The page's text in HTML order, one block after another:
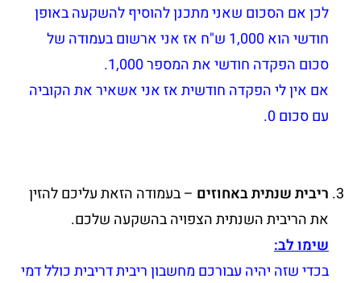
לכן אם הסכום שאני מתכנן להוסיף להשקעה באופן
חודשי הוא 1,000 ש"ח אז אני ארשום בעמודה של
סכום הפקדה חודשי את המספר 1,000.
אם אין לי הפקדה חודשית אז אני אשאיר את הקוביה
עם סכום 0.
ריבית שנתית באחוזים – בעמודה הזאת עליכם להזין
את הריבית השנתית הצפויה בהשקעה שלכם.
שימו לב:
בכדי שזה יהיה עבורכם מחשבון ריבית דריבית כולל דמי